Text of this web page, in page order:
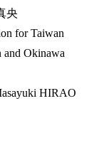
央
for Taiwan
Okinawa
HIRAO